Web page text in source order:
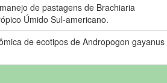
de pastagens de Brachiaria
Úmido Sul-americano.
de ecotipos de Andropogon gayanus